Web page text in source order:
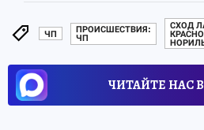
ЧП
ПРОИСШЕСТВИЯ:
ЧП
СХОД
ЧИТАЙТЕ НАС